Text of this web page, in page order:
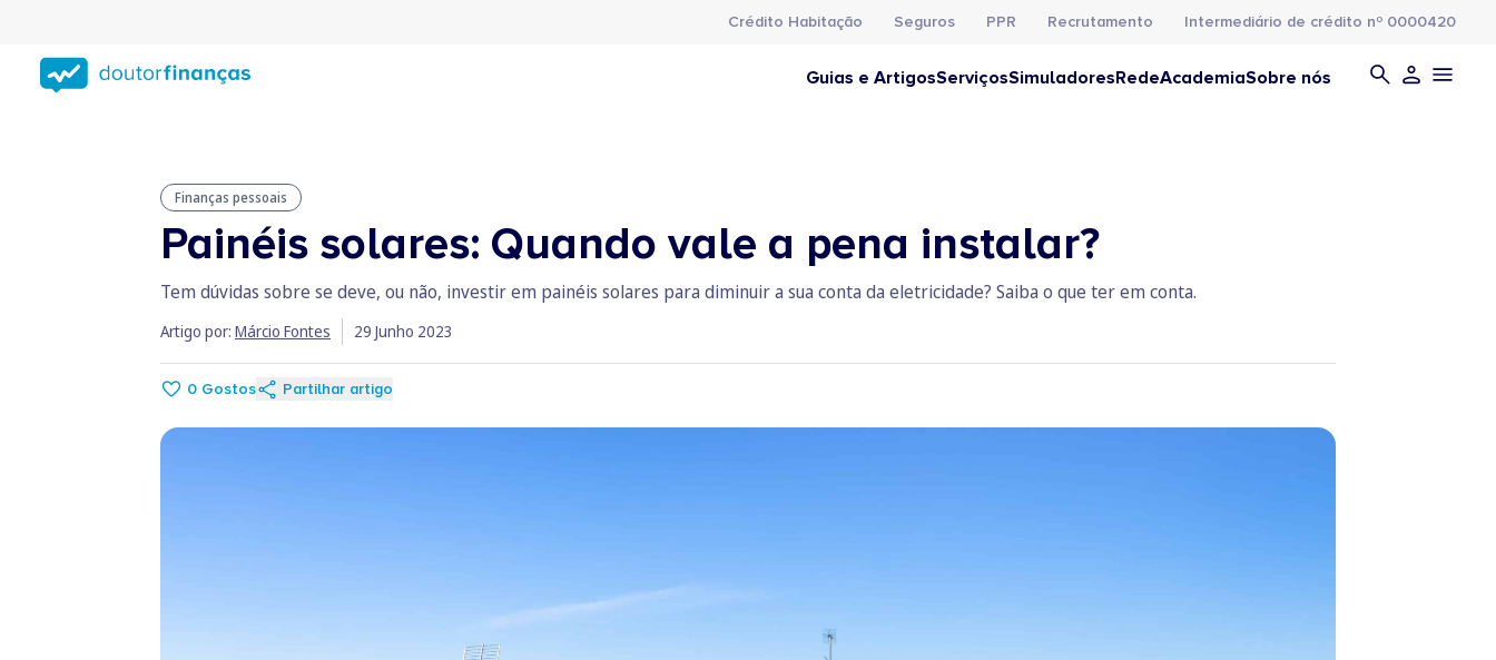
conteúdo
principal
Crédito Habitação Seguros PPR Recrutamento Intermediário de crédito nº 0000420
Guias e ArtigosServiçosSimuladoresRedeAcademiaSobre nós
Finanças pessoais
Painéis solares: Quando vale a pena instalar?
Tem dúvidas sobre se deve, ou não, investir em painéis solares para diminuir a sua conta da eletricidade? Saiba o que ter em conta.
Artigo por: Márcio Fontes 29 Junho 2023
0 Gostos Partilhar artigo